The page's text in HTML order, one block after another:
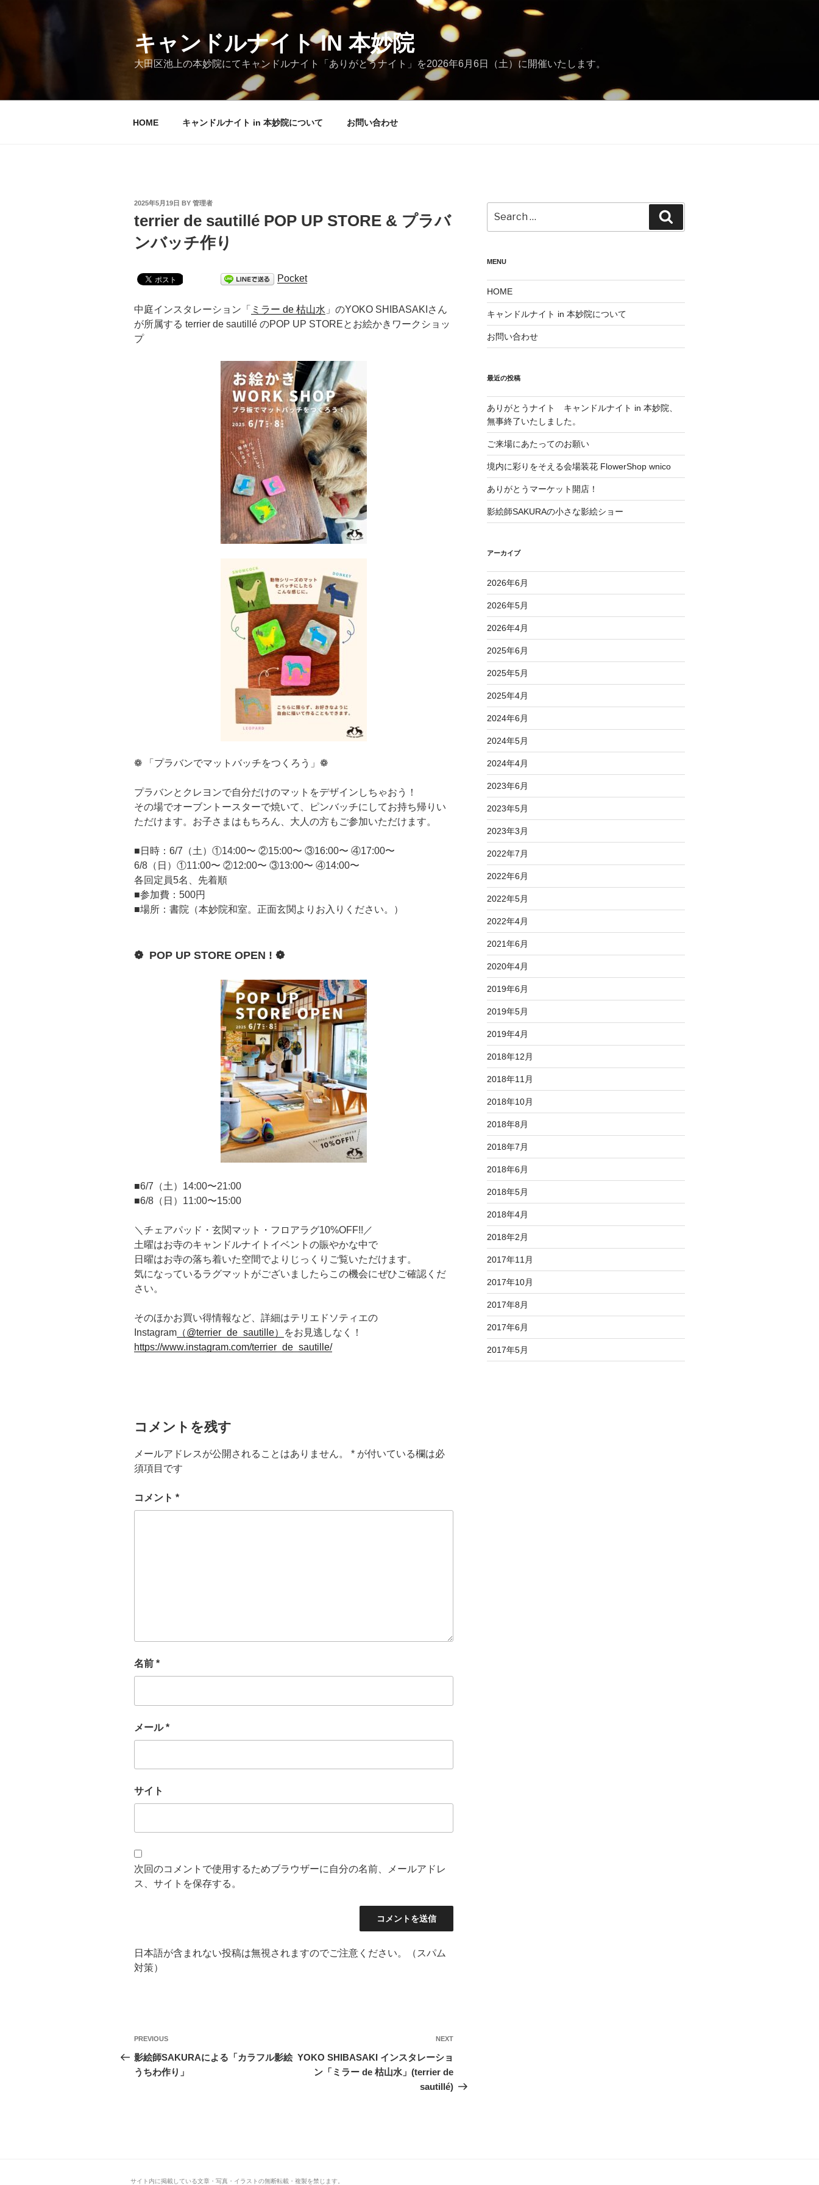
キャンドルナイト IN 本妙院
大田区池上の本妙院にてキャンドルナイト「ありがとうナイト」を2026年6月6日（土）に開催いたします。
HOME キャンドルナイト in 本妙院について お問い合わせ
POSTED
2025年5月19日 BY 管理者
terrier de sautillé POP UP STORE & プラバ
ンバッチ作り
Pocket
中庭インスタレーション「 ミラー de 枯山水 」のYOKO SHIBASAKIさん
が所属する terrier de sautillé のPOP UP STOREとお絵かきワークショッ
プ
❁ 「プラバンでマットバッチをつくろう」❁
プラバンとクレヨンで自分だけのマットをデザインしちゃおう！
その場でオーブントースターで焼いて、ピンバッチにしてお持ち帰りい
ただけます。お子さまはもちろん、大人の方もご参加いただけます。
■日時：6/7（土）①14:00〜 ②15:00〜 ③16:00〜 ④17:00〜
6/8（日）①11:00〜 ②12:00〜 ③13:00〜 ④14:00〜
各回定員5名、先着順
■参加費：500円
■場所：書院（本妙院和室。正面玄関よりお入りください。）
❁ POP UP STORE OPEN ! ❁
■6/7（土）14:00〜21:00
■6/8（日）11:00〜15:00
＼チェアパッド・玄関マット・フロアラグ10%OFF!!／
土曜はお寺のキャンドルナイトイベントの賑やかな中で
日曜はお寺の落ち着いた空間でよりじっくりご覧いただけます。
気になっているラグマットがございましたらこの機会にぜひご確認くだ
さい。
そのほかお買い得情報など、詳細はテリエドソティエの
Instagram （@terrier_de_sautille）
をお見逃しなく！
https://www.instagram.com/terrier_de_sautille/
コメントを残す
メールアドレスが公開されることはありません。 * が付いている欄は必
須項目です
コメント *
名前 *
メール*
サイト
次回のコメントで使用するためブラウザーに自分の名前、メールアドレ
ス、サイトを保存する。
日本語が含まれない投稿は無視されますのでご注意ください。（スパム
対策）
投
稿
ナ
Previous
Post
PREVIOUS
影絵師SAKURAによる「カラフル影絵
うちわ作り」
Next
NEXT
YOKO SHIBASAKI インスタレーショ
ン「ミラー de 枯山水」(terrier de
sautillé)
for:
MENU
HOME
キャンドルナイト in 本妙院について
お問い合わせ
最近の投稿
ありがとうナイト キャンドルナイト in 本妙院、
無事終了いたしました。
ご来場にあたってのお願い
境内に彩りをそえる会場装花 FlowerShop wnico
ありがとうマーケット開店！
影絵師SAKURAの小さな影絵ショー
アーカイブ
2026年6月
2026年5月
2026年4月
2025年6月
2025年5月
2025年4月
2024年6月
2024年5月
2024年4月
2023年6月
2023年5月
2023年3月
2022年7月
2022年6月
2022年5月
2022年4月
2021年6月
2020年4月
2019年6月
2019年5月
2019年4月
2018年12月
2018年11月
2018年10月
2018年8月
2018年7月
2018年6月
2018年5月
2018年4月
2018年2月
2017年11月
2017年10月
2017年8月
2017年6月
2017年5月
サイト内に掲載している文章・写真・イラストの無断転載・複製を禁じます。